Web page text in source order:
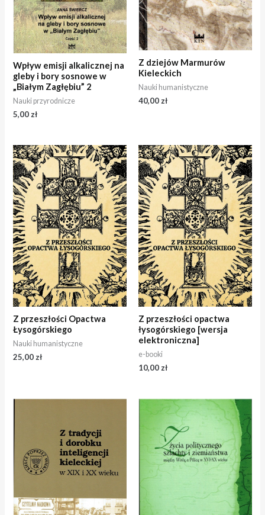
Wpływ emisji alkalicznej na
gleby i bory sosnowe w
„Białym Zagłębiu” 2
Nauki przyrodnicze
5,00zł
Z dziejów Marmurów
Kieleckich
Nauki humanistyczne
40,00 zł
Z przeszłości Opactwa
Łysogórskiego
Nauki humanistyczne
25,00zł
Z przeszłości opactwa
łysogórskiego [wersja
elektroniczna]
e-booki
10,00zł